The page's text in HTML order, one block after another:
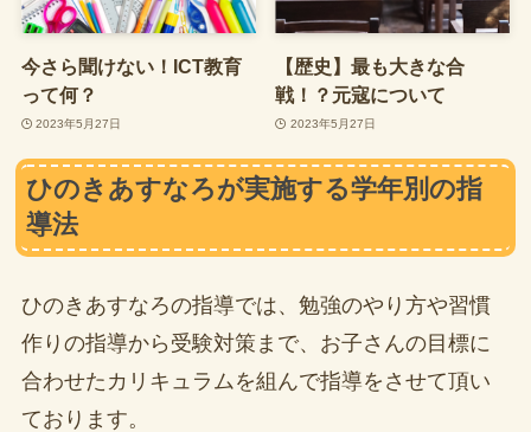
今さら聞けない！ICT教育
って何？
2023年5月27日
【歴史】最も大きな合
戦！？元寇について
2023年5月27日
ひのきあすなろが実施する学年別の指
導法
ひのきあすなろの指導では、勉強のやり方や習慣
作りの指導から受験対策まで、お子さんの目標に
合わせたカリキュラムを組んで指導をさせて頂い
ております。